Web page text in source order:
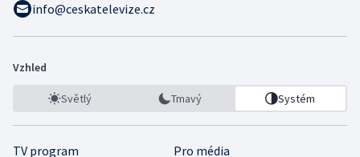
info@ceskatelevize.cz
Vzhled
Světlý Tmavý Systém
TV program Pro média